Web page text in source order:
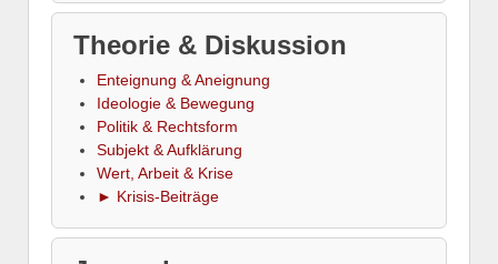
Theorie & Diskussion
Enteignung & Aneignung
Ideologie & Bewegung
Politik & Rechtsform
Subjekt & Aufklärung
Wert, Arbeit & Krise
► Krisis-Beiträge